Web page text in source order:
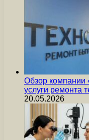
Обзор компании
услуги ремонта
20.05.2026